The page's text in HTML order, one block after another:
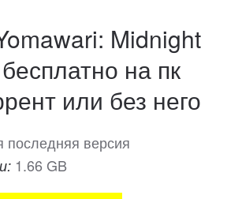
Midnight
на пк
или без него
последняя версия
1.66 GB